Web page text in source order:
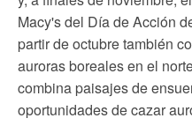
Macy's del Día de Acción
partir de octubre también
auroras boreales en el
combina paisajes de
oportunidades de cazar